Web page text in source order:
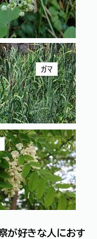
が好きな人におす